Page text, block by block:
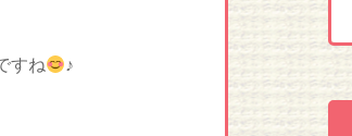
すね ♪